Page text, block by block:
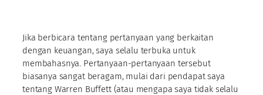
Jika berbicara tentang pertanyaan yang berkaitan
dengan keuangan, saya selalu terbuka untuk
membahasnya. Pertanyaan-pertanyaan tersebut
biasanya sangat beragam, mulai dari pendapat saya
tentang Warren Buffett (atau mengapa saya tidak selalu